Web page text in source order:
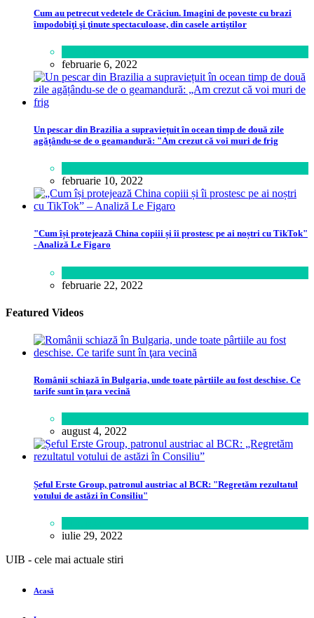
Cum au petrecut vedetele de Crăciun. Imagini de poveste cu brazi
împodobiţi şi ţinute spectaculoase, din casele artiştilor
februarie 6, 2022
Un pescar din Brazilia a supraviețuit în ocean timp de două zile
agățându-se de o geamandură: "Am crezut că voi muri de frig
februarie 10, 2022
"Cum își protejează China copiii și îi prostesc pe ai noștri cu TikTok"
- Analiză Le Figaro
februarie 22, 2022
Featured Videos
Românii schiază în Bulgaria, unde toate pârtiile au fost deschise. Ce
tarife sunt în ţara vecină
august 4, 2022
Șeful Erste Group, patronul austriac al BCR: "Regretăm rezultatul
votului de astăzi în Consiliu"
iulie 29, 2022
UIB - cele mai actuale stiri
Acasă